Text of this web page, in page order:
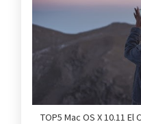
TOP5 Mac OS X 10.11